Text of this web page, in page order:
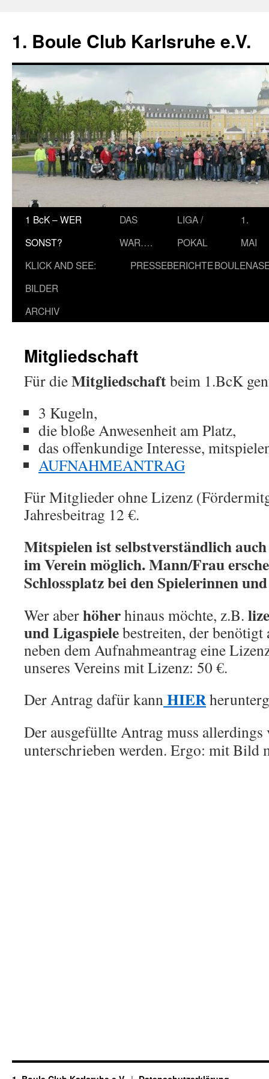
springen
1. Boule Club Karlsruhe e.V.
1 BcK – WER
SONST?
DAS
WAR….
LIGA /
POKAL
1.
MAI
KLICK AND SEE:
BILDER
PRESSEBERICHTE
ARCHIV
Mitgliedschaft
Für dieMitgliedschaftbeim 1.BcK
3 Kugeln,
die bloße Anwesenheit am Platz,
das offenkundige Interesse,
AUFNAHMEANTRAG
Für Mitglieder ohne Lizenz
Jahresbeitrag 12 €.
Mitspielen ist selbstverständlich
im Verein möglich. Mann/Frau
Schlossplatz bei den Spielerinnen
Wer aberhöherhinaus möchte, z.B.
und Ligaspielebestreiten, der
neben dem Aufnahmeantrag eine
unseres Vereins mit Lizenz: 50 €.
Der Antrag dafür kannHIER
Der ausgefüllte Antrag muss
unterschrieben werden. Ergo: mit Bild